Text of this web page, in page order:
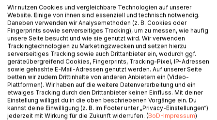
BESCHREIBUNG
Im dritten Band der "Lukas-Reihe" geht es um
Nebelträume. Eine schwarze Katze und eine Eule spielen
hierbei eine wesentliche Rolle. Mehr soll an dieser Stelle
jedoch nicht verraten werden. Eulen schätzen
Geschwätzigkeit zu keinem Zeitpunkt.
Wir nutzen Cookies und vergleichbare Technologien auf unserer
Website. Einige von ihnen sind essenziell und technisch notwendig.
Daneben verwenden wir Analysemethoden (z. B. Cookies oder
Fingerprints sowie serverseitiges Tracking), um zu messen, wie häufig
unsere Seite besucht und wie sie genutzt wird. Wir verwenden
Trackingtechnologien zu Marketingzwecken und setzen hierzu
serverseitiges Tracking sowie auch Drittanbieter ein, wodurch ggf.
geräteübergreifend Cookies, Fingerprints, Tracking-Pixel, IP-Adressen
sowie gehashte E-Mail-Adressen genutzt werden. Auf unserer Seite
betten wir zudem Drittinhalte von anderen Anbietern ein (Video-
Plattformen). Wir haben auf die weitere Datenverarbeitung und ein
etwaiges Tracking durch den Drittanbieter keinen Einfluss. Mit deiner
Einstellung willigst du in die oben beschriebenen Vorgänge ein. Du
kannst deine Einwilligung (z. B. im Footer unter „Privacy-Einstellungen“)
jederzeit mit Wirkung für die Zukunft widerrufen. (BoD-Impressum)